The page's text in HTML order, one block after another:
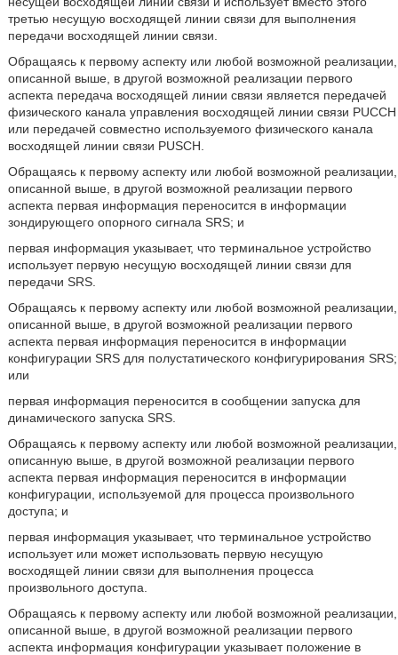
третью несущую восходящей линии связи для выполнения
передачи восходящей линии связи.
Обращаясь к первому аспекту или любой возможной реализации,
описанной выше, в другой возможной реализации первого
аспекта передача восходящей линии связи является передачей
физического канала управления восходящей линии связи PUCCH
или передачей совместно используемого физического канала
восходящей линии связи PUSCH.
Обращаясь к первому аспекту или любой возможной реализации,
описанной выше, в другой возможной реализации первого
аспекта первая информация переносится в информации
зондирующего опорного сигнала SRS; и
первая информация указывает, что терминальное устройство
использует первую несущую восходящей линии связи для
передачи SRS.
Обращаясь к первому аспекту или любой возможной реализации,
описанной выше, в другой возможной реализации первого
аспекта первая информация переносится в информации
конфигурации SRS для полустатического конфигурирования SRS;
или
первая информация переносится в сообщении запуска для
динамического запуска SRS.
Обращаясь к первому аспекту или любой возможной реализации,
описанную выше, в другой возможной реализации первого
аспекта первая информация переносится в информации
конфигурации, используемой для процесса произвольного
доступа; и
первая информация указывает, что терминальное устройство
использует или может использовать первую несущую
восходящей линии связи для выполнения процесса
произвольного доступа.
Обращаясь к первому аспекту или любой возможной реализации,
описанной выше, в другой возможной реализации первого
аспекта информация конфигурации указывает положение в